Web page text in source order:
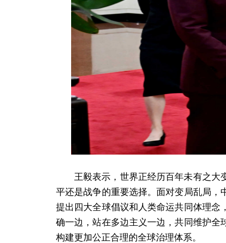
王毅表示，世界正经历百年未有之大
平还是战争的重要选择。面对变局乱局
提出四大全球倡议和人类命运共同体理
确一边，站在多边主义一边，共同维护
构建更加公正合理的全球治理体系。